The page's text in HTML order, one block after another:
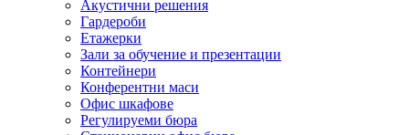
Акустични решения
Гардероби
Етажерки
Зали за обучение и презентации
Контейнери
Конферентни маси
Офис шкафове
Регулируеми бюра